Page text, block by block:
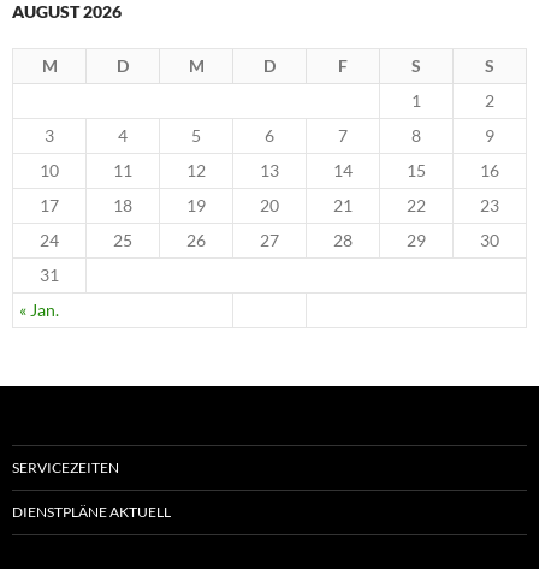
AUGUST 2026
M D M D F S S
« Jan.
1
2
3
4 5 6 7 8
9
10
11 12 13 14 15
16
17
18 19 20 21 22
23
24
25 26 27 28 29
30
31
SERVICEZEITEN
DIENSTPLÄNE AKTUELL